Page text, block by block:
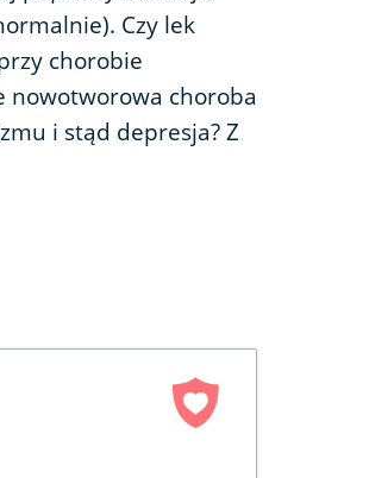
Czy lek
chorobie
nowotworowa choroba
i stąd depresja? Z